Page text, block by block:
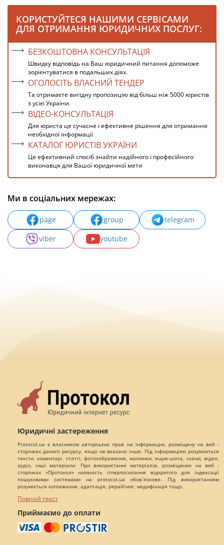
КОРИСТУЙТЕСЯ НАШИМИ СЕРВІСАМИ
ДЛЯ ОТРИМАННЯ ЮРИДИЧНИХ ПОСЛУГ:
БЕЗКОШТОВНА КОНСУЛЬТАЦІЯ
Швидку відповідь на Ваш юридичний питання допоможе
зорієнтуватися в подальших діях.
ОГОЛОСІТЬ ВЛАСНИЙ ТЕНДЕР
Та отримаєте вигідну пропозицію від більш ніж 5000 юристів
з усієї України.
ВІДЕО-КОНСУЛЬТАЦІЯ
Для юриста це сучасне і ефективне рішення для отримання
необхідної інформації
КАТАЛОГ ЮРИСТІВ УКРАЇНИ
Це ефективний спосіб знайти надійного і професійного
виконавця для Вашої юридичної мети
Ми в соціальних мережах:
page group
telegram
viber
youtube
Юридичні застереження
Protocol.ua є власником авторських прав на інформацію, розміщену на веб -
сторінках даного ресурсу, якщо не вказано інше. Під інформацією розуміються
тексти, коментарі, статті, фотозображення, малюнки, ящик-шота, скани, відео,
аудіо, інші матеріали. При використанні матеріалів, розміщених на веб -
сторінках «Протокол» наявність гіперпосилання відкритого для індексації
пошуковими системами на protocol.ua обов`язкове. Під використанням
розуміється копіювання, адаптація, рерайтинг, модифікація тощо.
Повний текст
Приймаємо до оплати